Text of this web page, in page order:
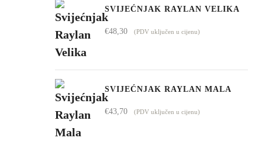
SVIJEĆNJAK RAYLAN VELIKA
€48,30 (PDV uključen u cijenu)
SVIJEĆNJAK RAYLAN MALA
€43,70 (PDV uključen u cijenu)